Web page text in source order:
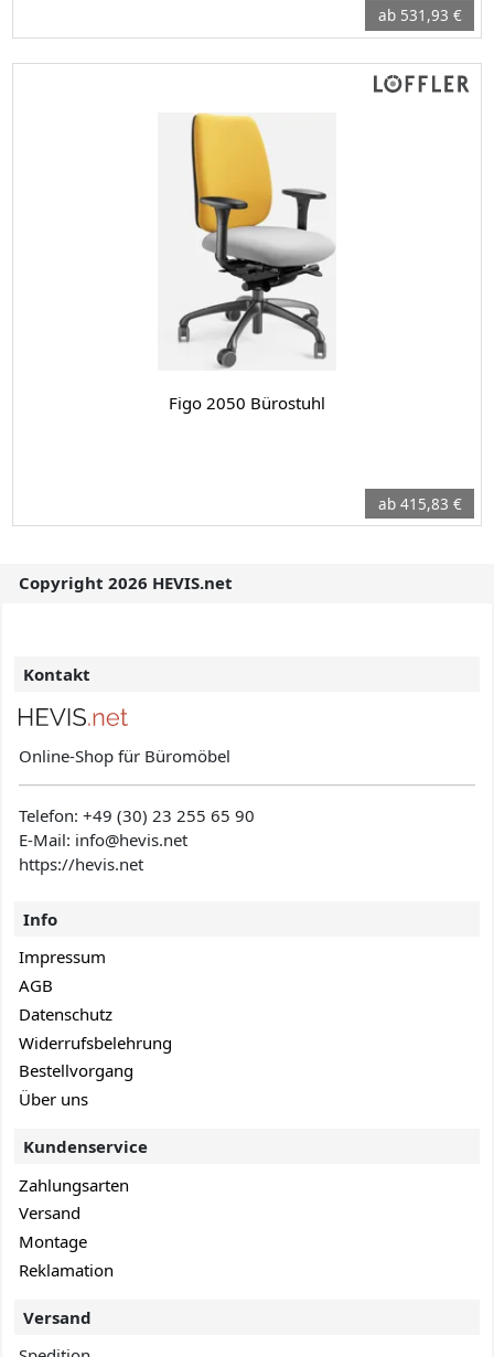
ab 531,93 €
Figo 2050 Bürostuhl
ab 415,83 €
Copyright 2026 HEVIS.net
Kontakt
Online-Shop für Büromöbel
Telefon:+49 (30) 23 255 65 90
E-Mail: info@hevis.net
https://hevis.net
Info
Impressum
AGB
Datenschutz
Widerrufsbelehrung
Bestellvorgang
Über uns
Kundenservice
Zahlungsarten
Versand
Montage
Reklamation
Versand